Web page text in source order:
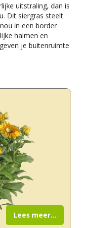
uitstraling, dan is
Dit siergras steelt
in een border
halmen en
je buitenruimte
Lees meer...